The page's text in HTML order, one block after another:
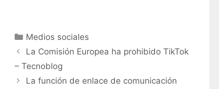
C
a
e
g
Medios sociales
La Comisión Europea ha prohibido TikTok
– Tecnoblog
La función de enlace de comunicación